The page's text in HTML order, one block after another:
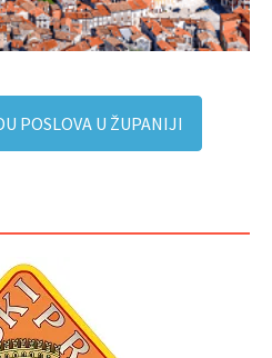
POSLOVA U ŽUPANIJI